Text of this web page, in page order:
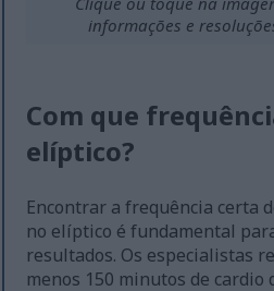
informações e
Com que
elíptico?
Encontrar a frequência certa
no elíptico é fundamental
resultados. Os especialistas
menos 150 minutos de cardio